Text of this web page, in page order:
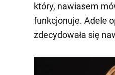
który, nawiasem
funkcjonuje. Adele
zdecydowała się